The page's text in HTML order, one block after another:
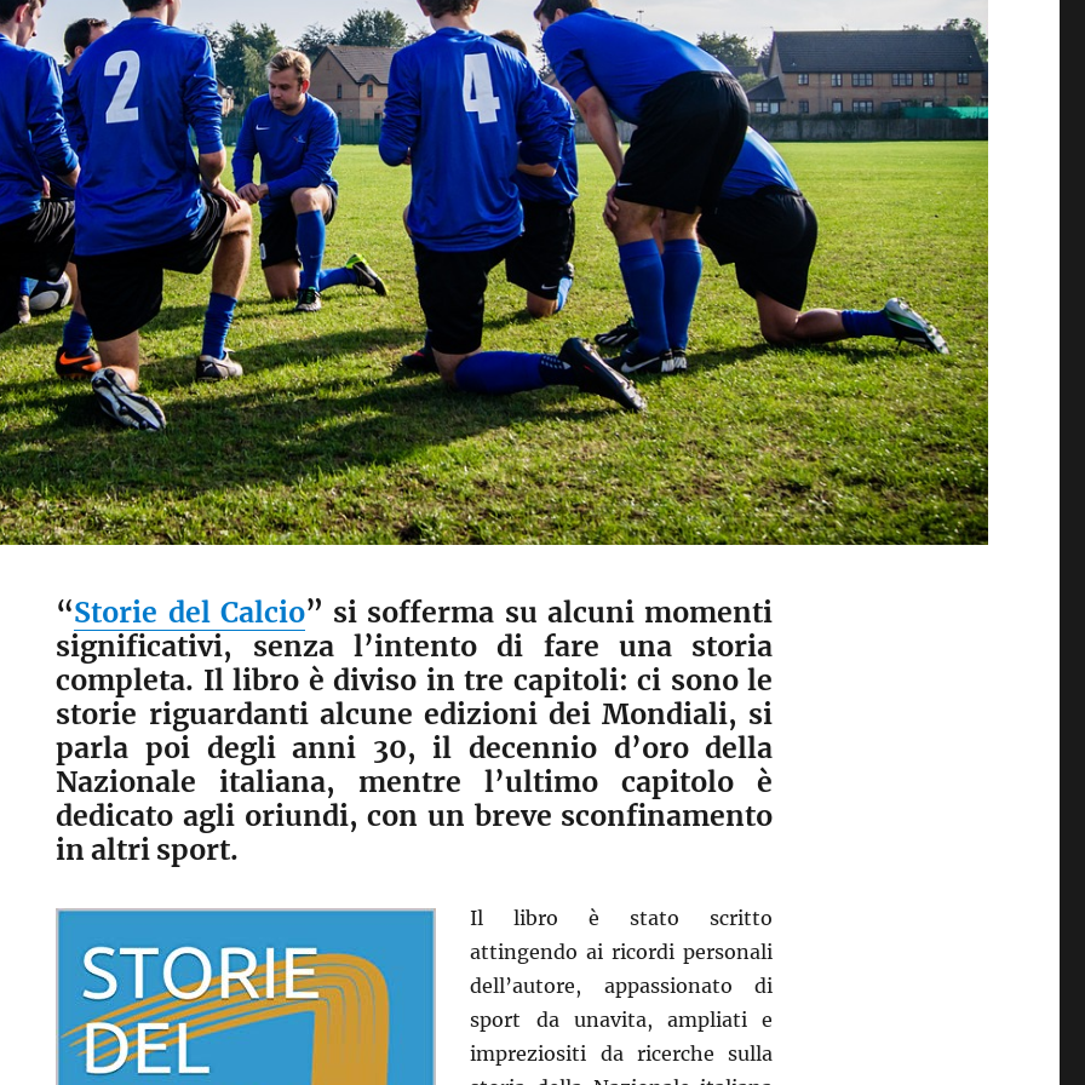
“Storie del Calcio” si sofferma su alcuni momenti
significativi, senza l’intento di fare una storia
completa. Il libro è diviso in tre capitoli: ci sono le
storie riguardanti alcune edizioni dei Mondiali, si
parla poi degli anni 30, il decennio d’oro della
Nazionale italiana, mentre l’ultimo capitolo è
dedicato agli oriundi, con un breve sconfinamento
in altri sport.
Il libro è stato scritto
attingendo ai ricordi personali
dell’autore, appassionato di
sport da unavita, ampliati e
impreziositi da ricerche sulla